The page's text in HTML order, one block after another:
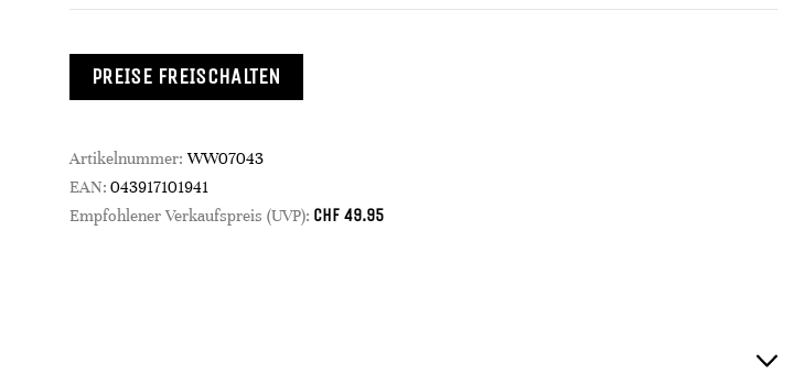
PREISE FREISCHALTEN
Artikelnummer: WW07043
EAN: 043917101941
Empfohlener Verkaufspreis (UVP): CHF 49.95